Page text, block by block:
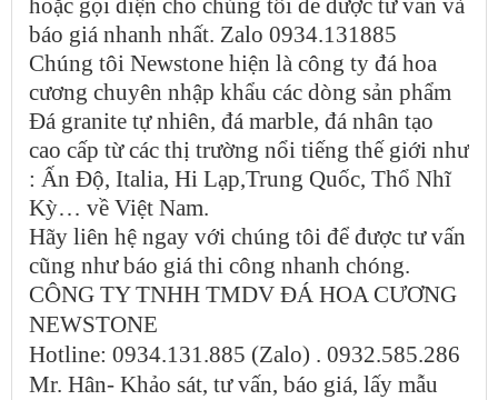
hoặc gọi điện cho chúng tôi để được tư vấn và
báo giá nhanh nhất. Zalo 0934.131885
Chúng tôi Newstone hiện là công ty đá hoa
cương chuyên nhập khẩu các dòng sản phẩm
Đá granite tự nhiên, đá marble, đá nhân tạo
cao cấp từ các thị trường nổi tiếng thế giới như
: Ấn Độ, Italia, Hi Lạp,Trung Quốc, Thổ Nhĩ
Kỳ… về Việt Nam.
Hãy liên hệ ngay với chúng tôi để được tư vấn
cũng như báo giá thi công nhanh chóng.
CÔNG TY TNHH TMDV ĐÁ HOA CƯƠNG
NEWSTONE
Hotline: 0934.131.885 (Zalo) . 0932.585.286
Mr. Hân- Khảo sát, tư vấn, báo giá, lấy mẫu